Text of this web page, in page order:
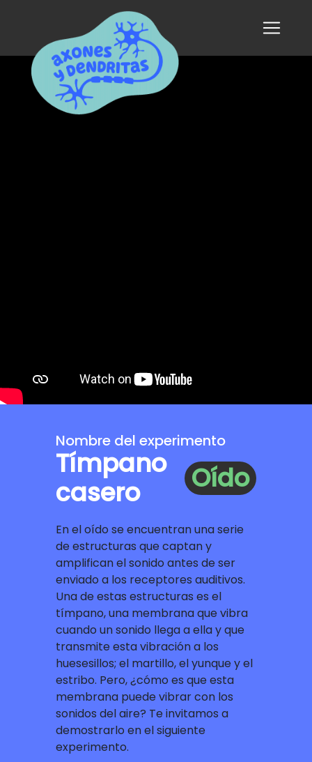
Nombre del experimento
Tímpano
casero
Oído
En el oído se encuentran una serie
de estructuras que captan y
amplifican el sonido antes de ser
enviado a los receptores auditivos.
Una de estas estructuras es el
tímpano, una membrana que vibra
cuando un sonido llega a ella y que
transmite esta vibración a los
huesesillos; el martillo, el yunque y el
estribo. Pero, ¿cómo es que esta
membrana puede vibrar con los
sonidos del aire? Te invitamos a
demostrarlo en el siguiente
experimento.